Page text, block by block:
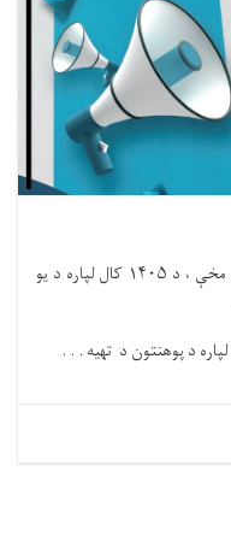
د کابل پوهنتون د تدارکاتو امریت د اړتیا له مخې ، د ۱۴۰۵ کال لپاره د یو
د پوهنتون د تهیه . . .